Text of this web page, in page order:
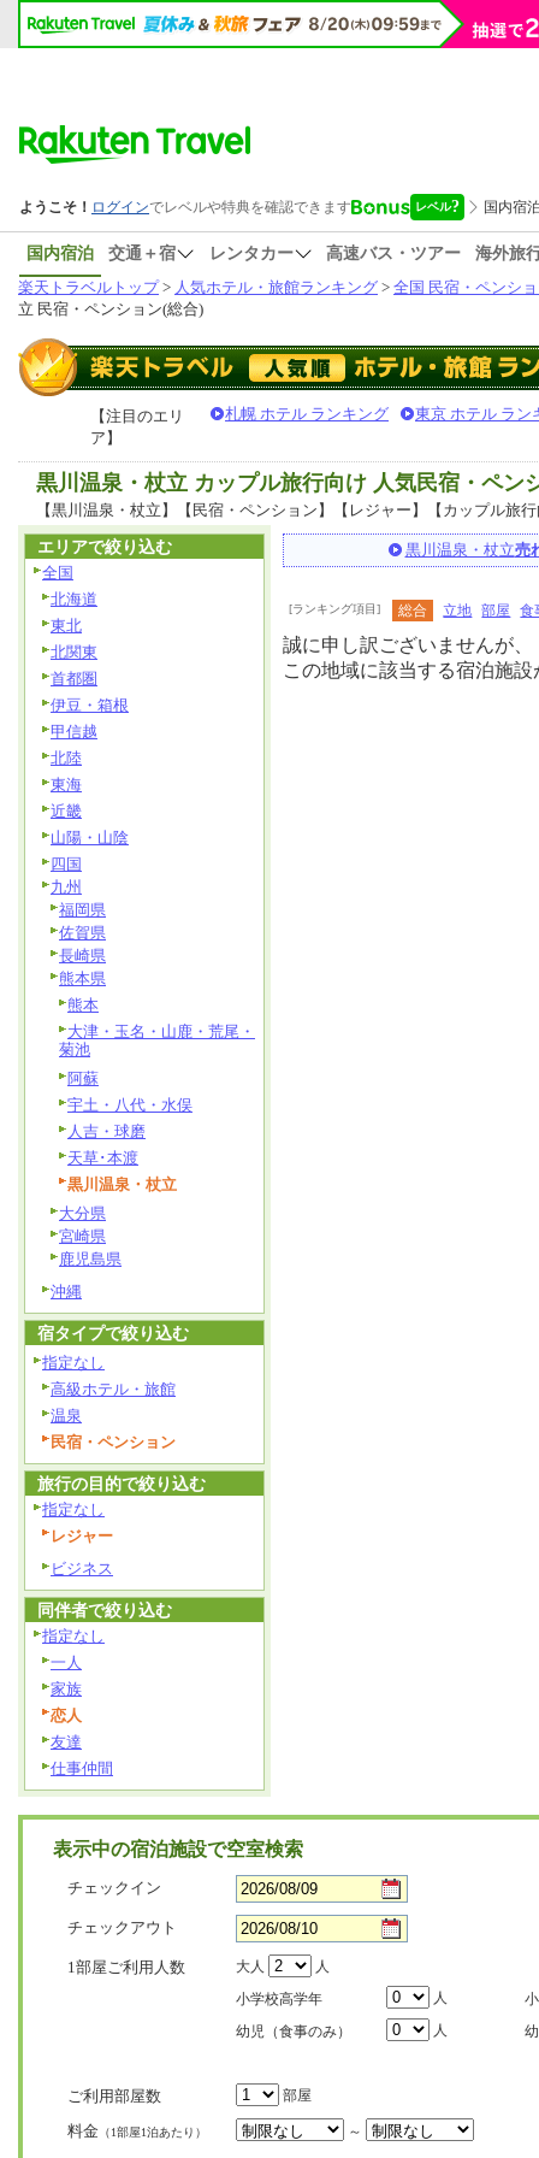
国内宿泊 交通＋宿 レンタカー 高速バス・ツアー
海外旅
楽天トラベルトップ> 人気ホテル・旅館ランキング > 全国 民宿・ペンシ
立 民宿・ペンション(総合)
【注目のエリ
ア】
札幌 ホテル ランキング 東京 ホテル ラン
黒川温泉・杖立 カップル旅行向け 人気民宿・ペン
【黒川温泉・杖立】【民宿・ペンション】【レジャー】【カップル旅
黒川温泉・杖立売
[ランキング項目] 総合 立地 部屋 食
誠に申し訳ございませんが、
この地域に該当する宿泊施
エリアで絞り込む
全国
北海道
東北
北関東
首都圏
伊豆・箱根
甲信越
北陸
東海
近畿
山陽・山陰
四国
九州
福岡県
佐賀県
長崎県
熊本県
熊本
大津・玉名・山鹿・荒尾・
菊池
阿蘇
宇土・八代・水俣
人吉・球磨
天草･本渡
黒川温泉・杖立
大分県
宮崎県
鹿児島県
沖縄
宿タイプで絞り込む
指定なし
高級ホテル・旅館
温泉
民宿・ペンション
旅行の目的で絞り込む
指定なし
レジャー
ビジネス
同伴者で絞り込む
指定なし
一人
家族
恋人
友達
仕事仲間
表示中の宿泊施設で空室検索
チェックイン
チェックアウト
1部屋ご利用人数 大人
人
小学校高学年
人
幼児（食事のみ）
人
ご利用部屋数 部屋
料金 （1部屋1泊あたり） ～